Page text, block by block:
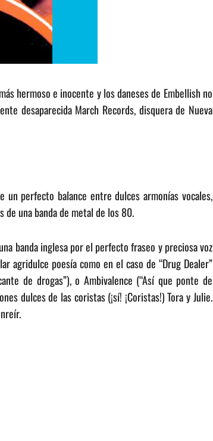
hermoso e inocente y los daneses de Embellish no
desaparecida March Records, disquera de Nueva
perfecto balance entre dulces armonías vocales,
de una banda de metal de los 80.
banda inglesa por el perfecto fraseo y preciosa voz
agridulce poesía como en el caso de “Drug Dealer”
de drogas”), o Ambivalence (“Así que ponte de
dulces de las coristas (¡sí! ¡Coristas!) Tora y Julie.